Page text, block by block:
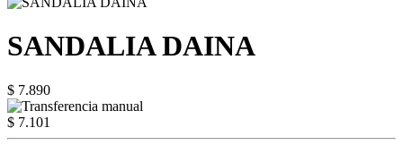
SANDALIA DAINA
$ 7.890
$ 7.101